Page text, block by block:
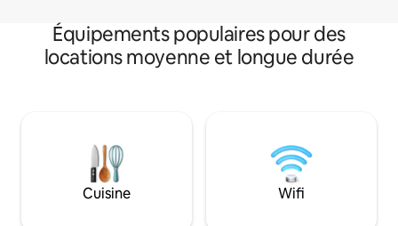
Équipements populaires pour des
locations moyenne et longue durée
Cuisine Wifi